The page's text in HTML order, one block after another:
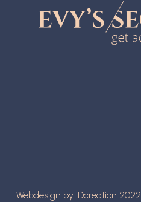
Webdesign by IDcreation 2022